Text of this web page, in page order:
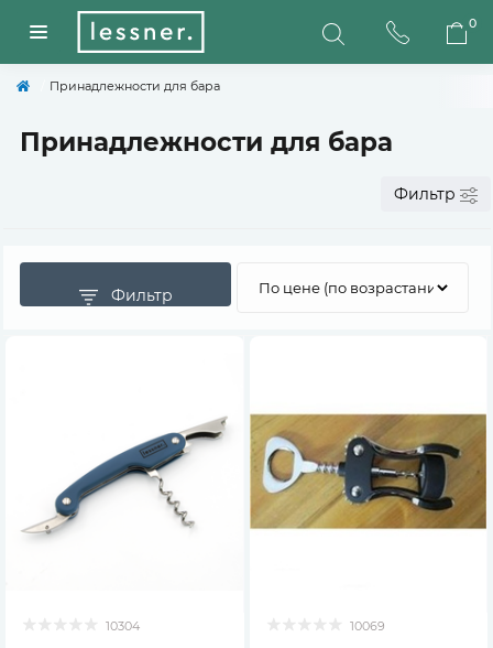
0
Принадлежности для бара
Принадлежности для бара
Фильтр
Фильтр
10304 10069